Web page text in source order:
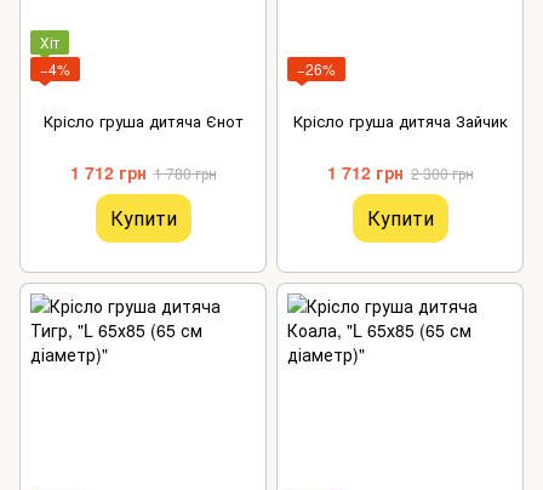
Хіт
−4%
Крісло груша дитяча Єнот
1 712 грн 1 780 грн
Купити
−26%
Крісло груша дитяча Зайчик
1 712 грн 2 300 грн
Купити